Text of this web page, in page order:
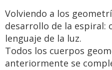
Volviendo a los
desarrollo de la espiral:
lenguaje de la luz.
Todos los cuerpos
anteriormente se